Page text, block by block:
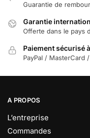
Guarantie de
Garantie
Offerte dans le pays
Paiement sécurisé
PayPal / MasterCard
A PROPOS
L’entreprise
Commandes